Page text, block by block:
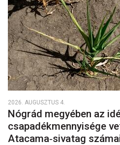
2026. AUGUSZTUS 4.
Nógrád megyében az
csapadékmennyisége
Atacama‑sivatag